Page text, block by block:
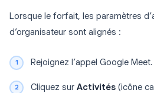
Lorsque le forfait, les paramètres
d’organisateur sont alignés :
Rejoignez l’appel Google Meet.
Cliquez sur Activités (icône